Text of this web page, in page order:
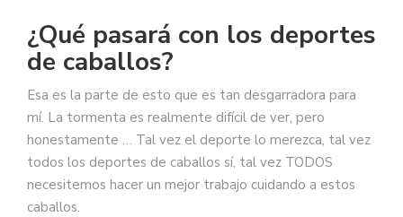
¿Qué pasará con los deportes
de caballos?
Esa es la parte de esto que es tan desgarradora para
mí. La tormenta es realmente difícil de ver, pero
honestamente … Tal vez el deporte lo merezca, tal vez
todos los deportes de caballos sí, tal vez TODOS
necesitemos hacer un mejor trabajo cuidando a estos
caballos.